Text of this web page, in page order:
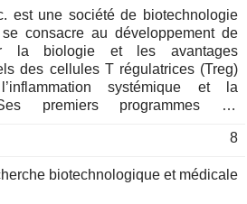
est une société de biotechnologie
consacre au développement de
la biologie et les avantages
des cellules T régulatrices (Treg)
systémique et la
premiers programmes de
chroniques, auto-
sont importants. Son portefeuille
8
biotechnologique et médicale